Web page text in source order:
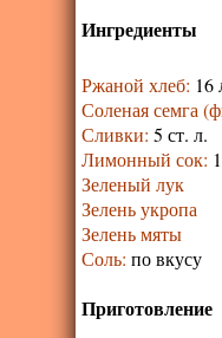
Ингредиенты
Ржаной хлеб: 16
Соленая семга
Сливки: 5 ст. л.
Лимонный сок:
Зеленый лук
Зелень укропа
Зелень мяты
Соль: по вкусу
Приготовление